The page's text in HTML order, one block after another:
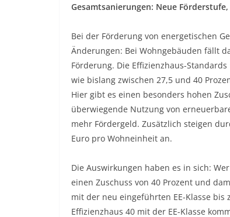
Gesamtsanierungen: Neue
Bei der Förderung von energetischen
Änderungen: Bei Wohngebäuden fällt
Förderung. Die Effizienzhaus-
wie bislang zwischen 27,5 und 40
Hier gibt es einen besonders hohen
überwiegende Nutzung von
mehr Fördergeld. Zusätzlich steigen
Euro pro Wohneinheit an.
Die Auswirkungen haben es in sich:
einen Zuschuss von 40 Prozent und
mit der neu eingeführten EE-Klasse bis
Effizienzhaus 40 mit der EE-Klasse